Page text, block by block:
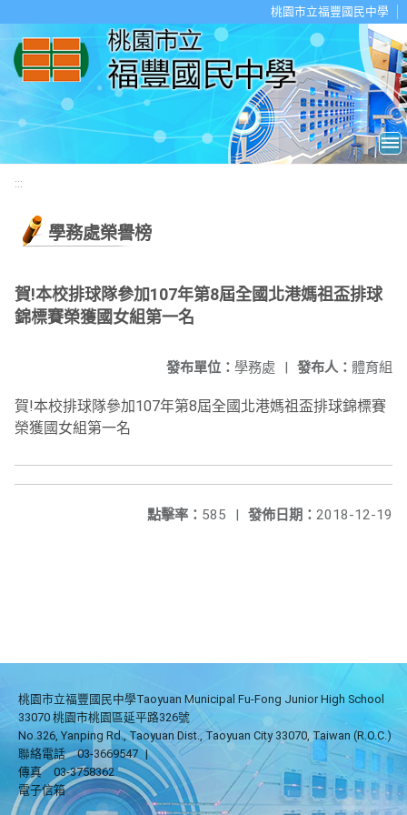
桃園市立福豐國民中學
:::
學務處榮譽榜
賀!本校排球隊參加107年第8屆全國北港媽祖盃排球
錦標賽榮獲國女組第一名
發布人： 體育組
發布單位： 學務處 |
賀!本校排球隊參加107年第8屆全國北港媽祖盃排球錦標賽
榮獲國女組第一名
發佈日期： 2018-12-19
點擊率： 585 |
桃園市立福豐國民中學Taoyuan Municipal Fu-Fong Junior High School
33070 桃園市桃園區延平路326號
No.326, Yanping Rd., Taoyuan Dist., Taoyuan City 33070, Taiwan (R.O.C.)
聯絡電話
03-3669547 |
傳真
03-3758362
電子信箱